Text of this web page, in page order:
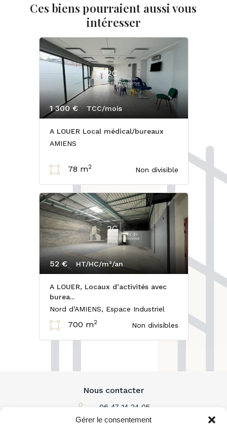
Gérer le consentement
Ces biens pourraient aussi vous
intéresser
A LOUER Local médical/bureaux
Non divisible
1 300 € TCC/mois
AMIENS
78 m2
A LOUER, Locaux d’activités avec
burea...
Non divisibles
52 € HT/HC/m²/an
Nord d’AMIENS, Espace Industriel
700 m2
Nous contacter
06 47 14 24 05
Par email